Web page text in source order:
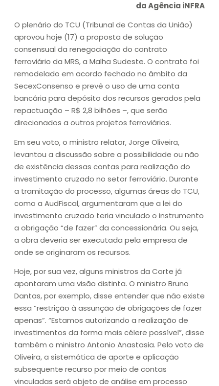
da Agência iNFRA
O plenário do TCU (Tribunal de Contas da União)
aprovou hoje (17) a proposta de solução
consensual da renegociação do contrato
ferroviário da MRS, a Malha Sudeste. O contrato foi
remodelado em acordo fechado no âmbito da
SecexConsenso e prevê o uso de uma conta
bancária para depósito dos recursos gerados pela
repactuação – R$ 2,8 bilhões –, que serão
direcionados a outros projetos ferroviários.
Em seu voto, o ministro relator, Jorge Oliveira,
levantou a discussão sobre a possibilidade ou não
de existência dessas contas para realização do
investimento cruzado no setor ferroviário. Durante
a tramitação do processo, algumas áreas do TCU,
como a AudFiscal, argumentaram que a lei do
investimento cruzado teria vinculado o instrumento
a obrigação “de fazer” da concessionária. Ou seja,
a obra deveria ser executada pela empresa de
onde se originaram os recursos.
Hoje, por sua vez, alguns ministros da Corte já
apontaram uma visão distinta. O ministro Bruno
Dantas, por exemplo, disse entender que não existe
essa “restrição à assunção de obrigações de fazer
apenas”. “Estamos autorizando a realização de
investimentos da forma mais célere possível”, disse
também o ministro Antonio Anastasia. Pelo voto de
Oliveira, a sistemática de aporte e aplicação
subsequente recurso por meio de contas
vinculadas será objeto de análise em processo